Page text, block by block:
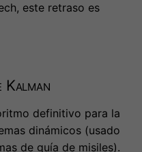
de guía de misiles).
el filtro de
el pasado, sino que:
de la física del